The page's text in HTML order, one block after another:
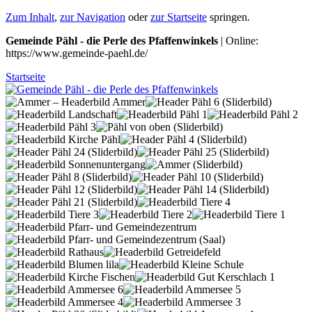
Zum Inhalt, zur Navigation oderzur Startseite springen.
Gemeinde Pähl - die Perle des Pfaffenwinkels | Online:
https://www.gemeinde-paehl.de/
Startseite